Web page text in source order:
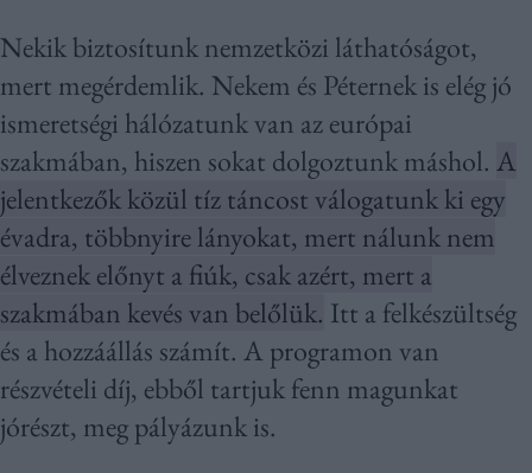
Nekik biztosítunk nemzetközi láthatóságot,
mert megérdemlik. Nekem és Péternek is elég jó
ismeretségi hálózatunk van az európai
szakmában, hiszen sokat dolgoztunk máshol. A
jelentkezők közül tíz táncost válogatunk ki egy
évadra, többnyire lányokat, mert nálunk nem
élveznek előnyt a fiúk, csak azért, mert a
szakmában kevés van belőlük. Itt a felkészültség
és a hozzáállás számít. A programon van
részvételi díj, ebből tartjuk fenn magunkat
jórészt, meg pályázunk is.